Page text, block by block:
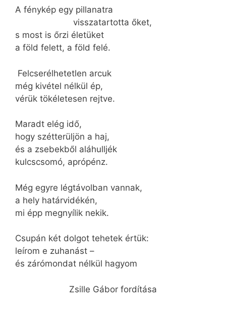
A fénykép egy pillanatra
visszatartotta őket,
s most is őrzi életüket
a föld felett, a föld felé.
Felcserélhetetlen arcuk
még kivétel nélkül ép,
vérük tökéletesen rejtve.
Maradt elég idő,
hogy szétterüljön a haj,
és a zsebekből aláhulljék
kulcscsomó, aprópénz.
Még egyre légtávolban vannak,
a hely határvidékén,
mi épp megnyílik nekik.
Csupán két dolgot tehetek értük:
leírom e zuhanást –
és zárómondat nélkül hagyom
Zsille Gábor fordítása